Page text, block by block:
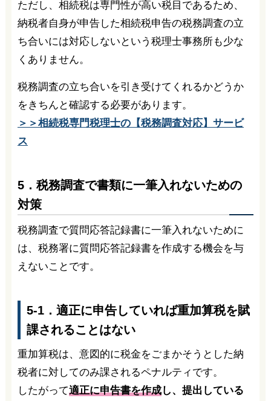
ただし、相続税は専門性が高い税目であるため、
納税者自身が申告した相続税申告の税務調査の立
ち合いには対応しないという税理士事務所も少な
くありません。
税務調査の立ち合いを引き受けてくれるかどうか
をきちんと確認する必要があります。
＞＞相続税専門税理士の【税務調査対応】サービ
ス
5．税務調査で書類に一筆入れないための
対策
税務調査で質問応答記録書に一筆入れないために
は、税務署に質問応答記録書を作成する機会を与
えないことです。
5-1．適正に申告していれば重加算税を賦
課されることはない
重加算税は、意図的に税金をごまかそうとした納
税者に対してのみ課されるペナルティです。
したがって適正に申告書を作成し、提出している